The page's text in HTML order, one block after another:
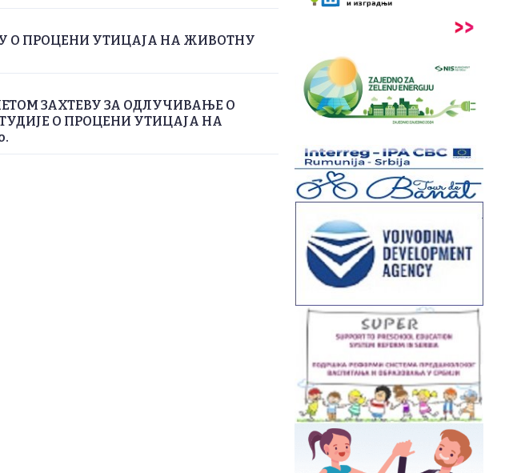
О ПРОЦЕНИ УТИЦАЈА НА ЖИВОТНУ
ЗАХТЕВУ ЗА ОДЛУЧИВАЊЕ О
О ПРОЦЕНИ УТИЦАЈА НА